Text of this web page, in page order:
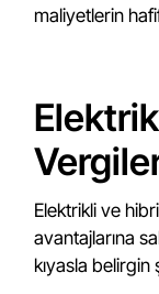
maliyetlerin
Elektrikli ve
avantajlarına
kıyasla